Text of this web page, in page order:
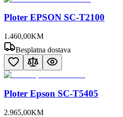
Ploter EPSON SC-T2100
1.460,00KM
Besplatna dostava
Ploter Epson SC-T5405
2.965,00KM